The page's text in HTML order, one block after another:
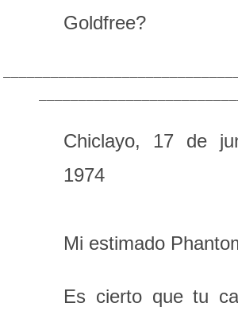
Goldfree?
Chiclayo, 17 de
1974
Mi estimado
Es cierto que tu